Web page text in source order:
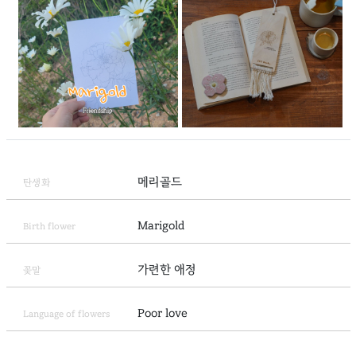
탄생화 메리골드
Birth flower Marigold
꽃말 가련한 애정
Language of flowers Poor love